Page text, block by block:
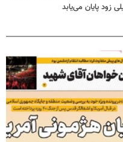
زود پایان می‌یابد